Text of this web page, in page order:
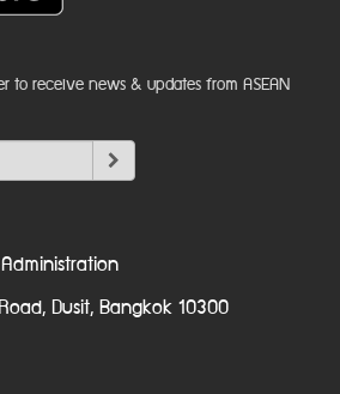
to receive news & updates from ASEAN
Dusit, Bangkok 10300